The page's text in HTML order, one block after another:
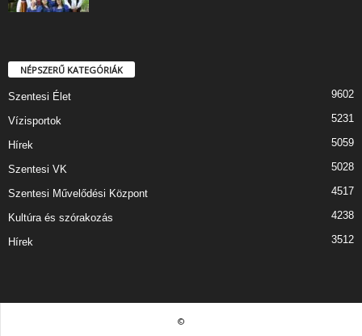
NÉPSZERŰ KATEGÓRIÁK
Szentesi Élet 9602
Vízisportok 5231
Hírek 5059
Szentesi VK 5028
Szentesi Művelődési Központ 4517
Kultúra és szórakozás 4238
Hírek 3512
©